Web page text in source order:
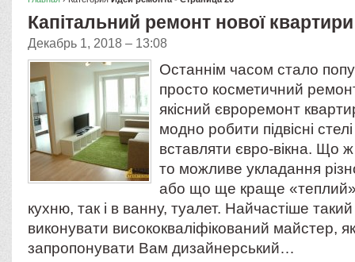
Капітальний ремонт нової квартири
Декабрь 1, 2018 – 13:08
Останнім часом стало
просто косметичний
якісний євроремонт
модно робити підвісні
вставляти євро-вікна. Що ж
то можливе укладання
або що ще краще «теплий»
кухню, так і в ванну, туалет. Найчастіше
виконувати висококваліфікований майстер,
запропонувати Вам дизайнерський…